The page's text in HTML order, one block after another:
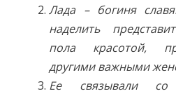
Лада – богиня
наделить
пола красотой,
другими важными
Ее связывали со